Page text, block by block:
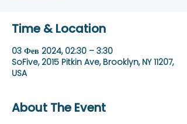
Time & Location
03 Фев 2024, 02:30 – 3:30
SoFive, 2015 Pitkin Ave, Brooklyn, NY 11207,
USA
About The Event